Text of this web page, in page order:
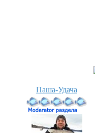
Паша-Удача